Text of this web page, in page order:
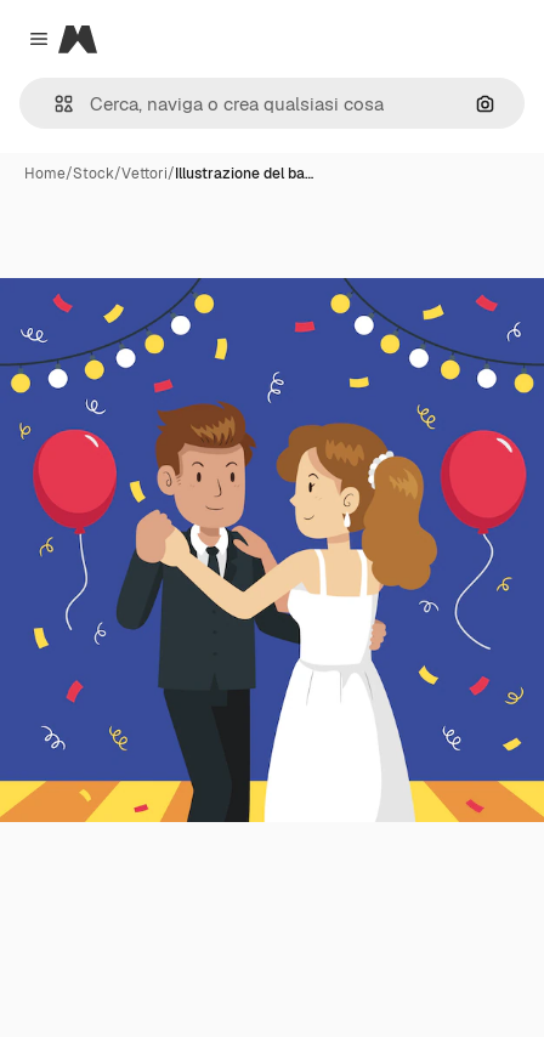
Close menu
Magnific
Cerca
Home/Stock/Vettori/Illustrazione del ba…